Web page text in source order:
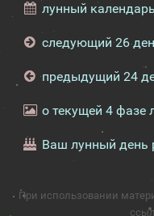
лунный
следующий 26
предыдущий 24
о текущей 4 фазе
Ваш лунный день
При использовании